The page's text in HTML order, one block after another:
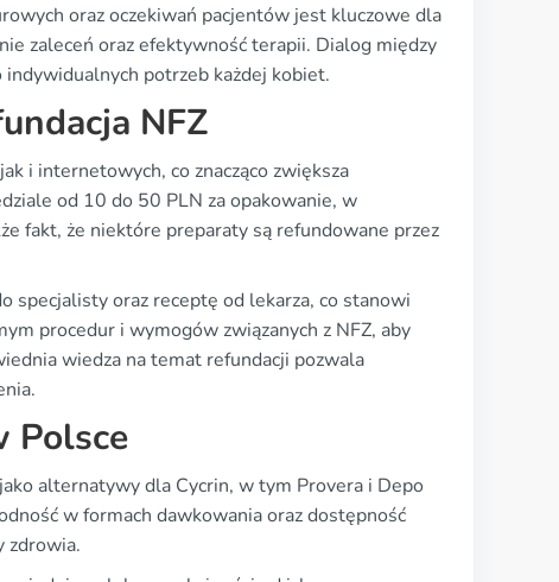
oraz oczekiwań pacjentów jest kluczowe dla
zaleceń oraz efektywność terapii. Dialog między
potrzeb każdej kobiet.
NFZ
i internetowych, co znacząco zwiększa
od 10 do 50 PLN za opakowanie, w
fakt, że niektóre preparaty są refundowane przez
specjalisty oraz receptę od lekarza, co stanowi
procedur i wymogów związanych z NFZ, aby
wiedza na temat refundacji pozwala
Polsce
alternatywy dla Cycrin, w tym Provera i Depo
w formach dawkowania oraz dostępność
zdrowia.